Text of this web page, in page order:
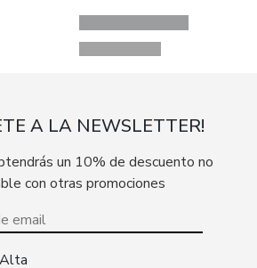
A LA NEWSLETTER!
un 10% de descuento no
con otras promociones